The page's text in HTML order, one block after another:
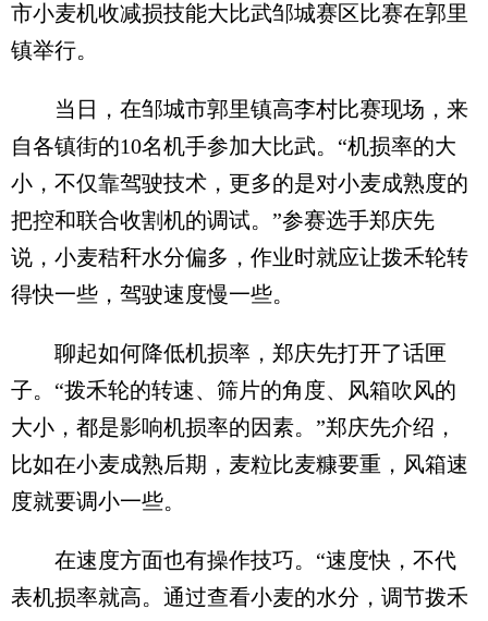
市小麦机收减损技能大比武邹城赛区比赛在郭里
镇举行。
当日，在邹城市郭里镇高李村比赛现场，来
自各镇街的10名机手参加大比武。“机损率的大
小，不仅靠驾驶技术，更多的是对小麦成熟度的
把控和联合收割机的调试。”参赛选手郑庆先
说，小麦秸秆水分偏多，作业时就应让拨禾轮转
得快一些，驾驶速度慢一些。
聊起如何降低机损率，郑庆先打开了话匣
子。“拨禾轮的转速、筛片的角度、风箱吹风的
大小，都是影响机损率的因素。”郑庆先介绍，
比如在小麦成熟后期，麦粒比麦糠要重，风箱速
度就要调小一些。
在速度方面也有操作技巧。“速度快，不代
表机损率就高。通过查看小麦的水分，调节拨禾